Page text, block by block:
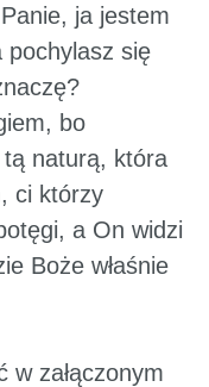
ja jestem
pochylasz się
bo
tą naturą, która
ci którzy
a On widzi
Boże właśnie
w załączonym